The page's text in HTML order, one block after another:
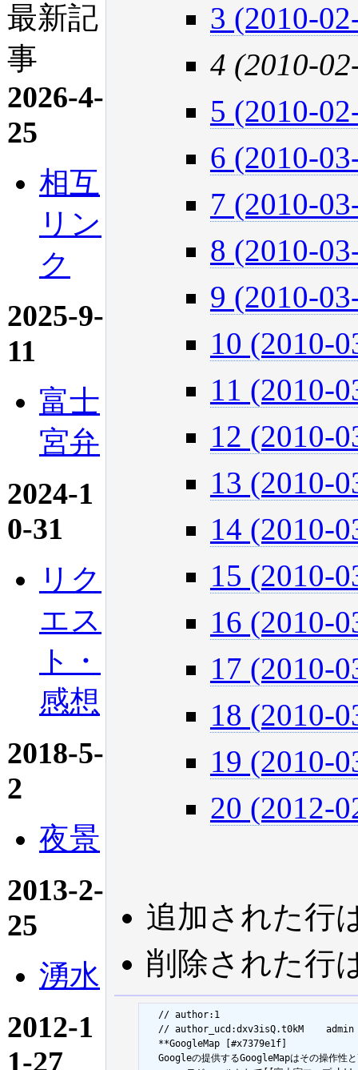
最新記
事
2026-4-
25
相互
リン
ク
2025-9-
11
富士
宮弁
2024-1
0-31
リク
エス
ト・
感想
2018-5-
2
夜景
2013-2-
25
湧水
2012-1
1-27
3 (2010-
4 (2010-
5 (2010-
6 (2010-
7 (2010-
8 (2010-
9 (2010-
10 (2010-
11 (2010-
12 (2010-
13 (2010-
14 (2010-
15 (2010-
16 (2010-
17 (2010-
18 (2010-
19 (2010-
20 (2012-
追加された行
削除された行
  // author:1
  // author_ucd:dxv3isQ.t0kM	admin
  **GoogleMap [#x7379e1f]
Googleの提供するGoogleMapはその操作性と